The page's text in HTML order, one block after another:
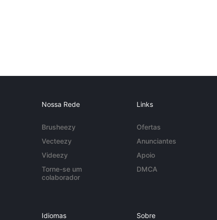
Nossa Rede
Brusheezy
Vecteezy
Videezy
Torne-se um
colaborador
Links
Ofertas
Anunciantes
Apoio
DMCA
Idiomas Sobre